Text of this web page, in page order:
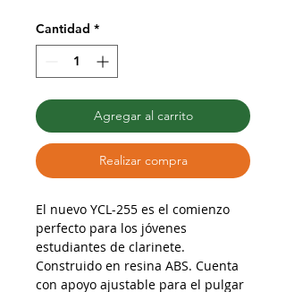
Cantidad *
Agregar al carrito
Realizar compra
El nuevo YCL-255 es el comienzo
perfecto para los jóvenes
estudiantes de clarinete.
Construido en resina ABS. Cuenta
con apoyo ajustable para el pulgar